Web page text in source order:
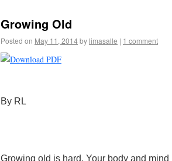
Growing Old
Posted on May 11, 2014by limasalle | 1 comment
By RL
Growing old is hard. Your body and